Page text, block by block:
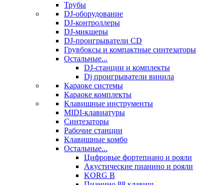
Трубы
DJ-оборудование
DJ-контроллеры
DJ-микшеры
DJ-проигрыватели CD
Грувбоксы и компактные синтезаторы
Остальные...
DJ-станции и комплекты
Dj проигрыватели винила
Караоке системы
Караоке комплекты
Клавишные инструменты
MIDI-клавиатуры
Синтезаторы
Рабочие станции
Клавишные комбо
Остальные...
Цифровые фортепиано и рояли
Акустические пианино и рояли
KORG B